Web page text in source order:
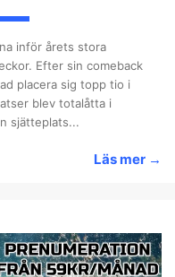
inför årets stora
Efter sin comeback
placera sig topp tio i
blev totalåtta i
sjätteplats...
Läs mer →